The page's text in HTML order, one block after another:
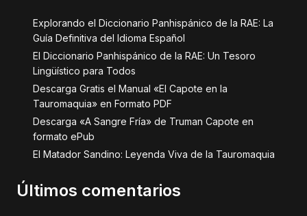
Explorando el Diccionario Panhispánico de la RAE: La
Guía Definitiva del Idioma Español
El Diccionario Panhispánico de la RAE: Un Tesoro
Lingüístico para Todos
Descarga Gratis el Manual «El Capote en la
Tauromaquia» en Formato PDF
Descarga «A Sangre Fría» de Truman Capote en
formato ePub
El Matador Sandino: Leyenda Viva de la Tauromaquia
Últimos comentarios